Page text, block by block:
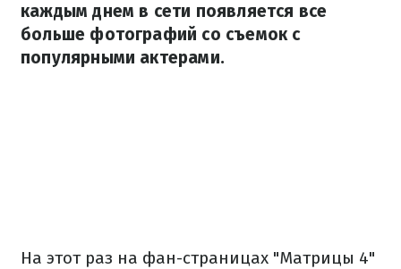
каждым днем в сети появляется все
больше фотографий со съемок с
популярными актерами.
На этот раз на фан-страницах "Матрицы 4"